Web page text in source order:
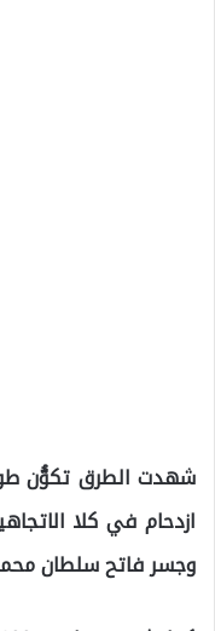
شهدت الطرق تكوُّن
وجسر فاتح سلطان